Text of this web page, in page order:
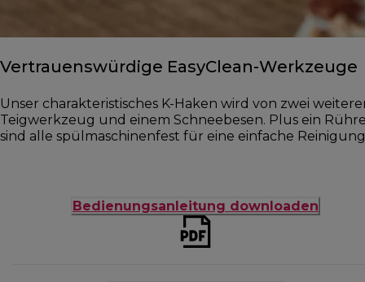
Vertrauenswürdige EasyClean-Werkzeuge
Unser charakteristisches K-Haken wird von zwei
Teigwerkzeug und einem Schneebesen. Plus ein
sind alle spülmaschinenfest für eine einfache
Bedienungsanleitung downloaden